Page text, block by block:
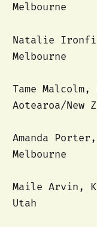
Melbourne
Natalie
Melbourne
Tame
Aotearoa/New
Amanda
Melbourne
Maile Arvin,
Utah